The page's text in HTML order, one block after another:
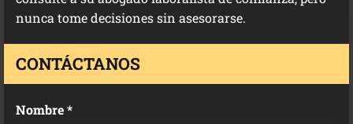
nunca tome decisiones sin asesorarse.
CONTÁCTANOS
Nombre *